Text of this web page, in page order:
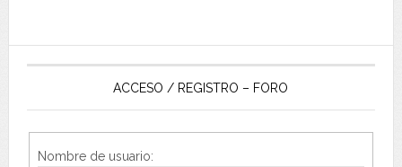
ACCESO / REGISTRO – FORO
Nombre de usuario: